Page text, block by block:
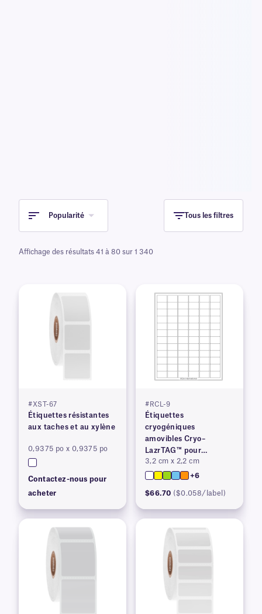
Popularité Tous les filtres
Affichage des résultats 41 à 80 sur 1 340
#XST-67
Étiquettes résistantes
aux taches et au xylène
0,9375 po x 0,9375 po
Contactez-nous pour
acheter
#RCL-9
Étiquettes
cryogéniques
amovibles Cryo–
LazrTAG™ pour
imprimantes laser
3,2 cm x 2,2 cm
+6
$66.70 ($0.058/label)